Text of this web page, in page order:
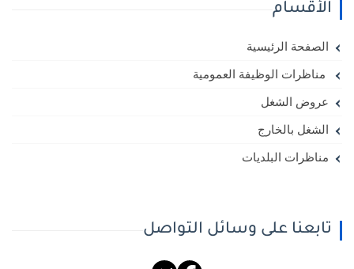
الأقسام
الصفحة الرئيسية
مناظرات الوظيفة العمومية
عروض الشغل
الشغل بالخارج
مناظرات البلديات
تابعنا على وسائل التواصل